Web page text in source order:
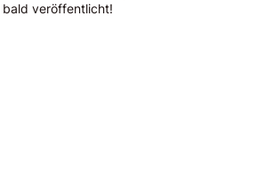
bald veröffentlicht!